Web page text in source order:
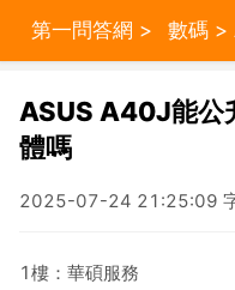
第一問答網 > 數碼 >
ASUS A40J能公
體嗎
2025-07-24 21:25:09
1樓：華碩服務